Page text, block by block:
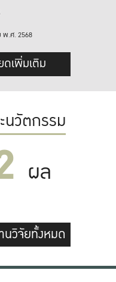
.ศ. 2568
ดเพิ่มเติม
นวัตกรรม
ผล
นวิจัยทั้งหมด